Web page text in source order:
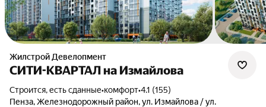
Жилстрой Девелопмент
СИТИ-КВАРТАЛ на Измайлова
Строится, есть сданные•комфорт•4.1 (155)
Пенза, Железнодорожный район, ул. Измайлова / ул.